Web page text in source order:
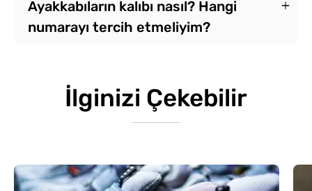
Ayakkabıların kalıbı nasıl? Hangi
numarayı tercih etmeliyim?
İlginizi Çekebilir